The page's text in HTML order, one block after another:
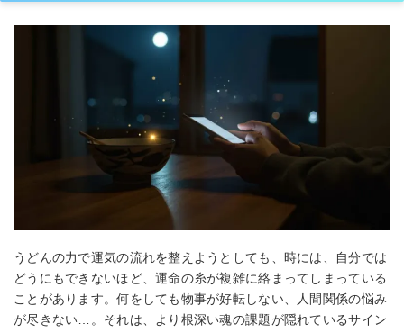
うどんの力で運気の流れを整えようとしても、時には、自分では
どうにもできないほど、運命の糸が複雑に絡まってしまっている
ことがあります。何をしても物事が好転しない、人間関係の悩み
が尽きない…。それは、より根深い魂の課題が隠れているサイン